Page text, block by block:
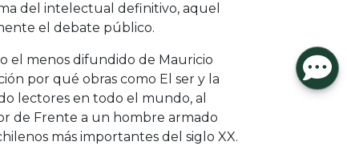
del intelectual definitivo, aquel
el debate público.
el menos difundido de Mauricio
por qué obras como El ser y la
lectores en todo el mundo, al
de Frente a un hombre armado
más importantes del siglo XX.